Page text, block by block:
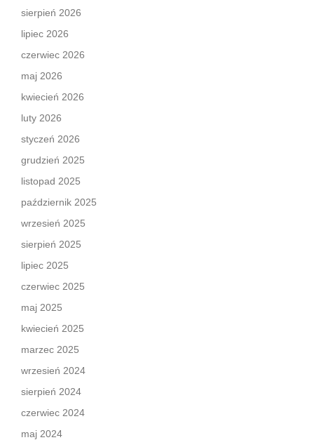
sierpień 2026
lipiec 2026
czerwiec 2026
maj 2026
kwiecień 2026
luty 2026
styczeń 2026
grudzień 2025
listopad 2025
październik 2025
wrzesień 2025
sierpień 2025
lipiec 2025
czerwiec 2025
maj 2025
kwiecień 2025
marzec 2025
wrzesień 2024
sierpień 2024
czerwiec 2024
maj 2024